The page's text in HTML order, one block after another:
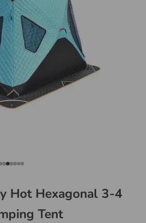
to item 1
Go to item 2
Go to item 3
Go to item 4
Go to item 5
Go to item 6
Go to item 7
Hot Hexagonal 3-4
Tent